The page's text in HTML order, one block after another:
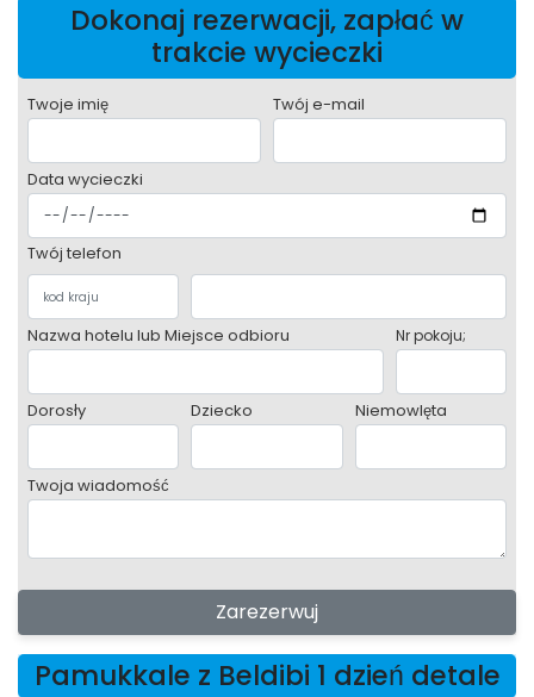
Dokonaj rezerwacji, zapłać w
trakcie wycieczki
Twoje imię Twój e-mail
Data wycieczki
Twój telefon
Nazwa hotelu lub Miejsce odbioru Nr pokoju;
Dorosły Dziecko Niemowlęta
Twoja wiadomość
Zarezerwuj
Pamukkale z Beldibi 1 dzień detale